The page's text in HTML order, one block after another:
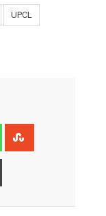
UPCL
Whatsapp